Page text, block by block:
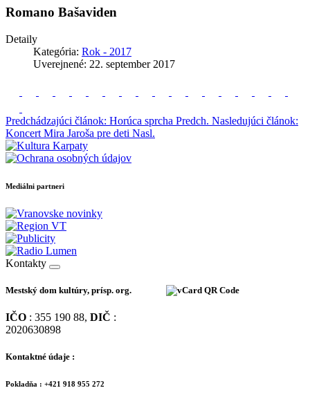
Romano Bašaviden
Detaily
Kategória: Rok - 2017
Uverejnené: 22. september 2017
Predchádzajúci článok: Horúca sprcha Predch. Nasledujúci článok:
Koncert Mira Jaroša pre deti Nasl.
Mediálni partneri
Kontakty
Mestský dom kultúry, prísp. org.
IČO : 355 190 88, DIČ :
2020630898
Kontaktné údaje :
Pokladňa : +421 918 955 272